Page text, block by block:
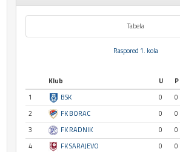
Tabela
Raspored 1. kola
Klub U P
1
BSK 0 0
2
FK BORAC 0 0
3
FK RADNIK 0 0
4
FK SARAJEVO 0 0